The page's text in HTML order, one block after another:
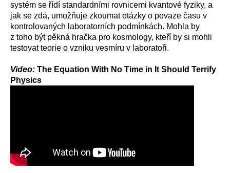
systém se řídí standardními rovnicemi kvantové fyziky, a
jak se zdá, umožňuje zkoumat otázky o povaze času v
kontrolovaných laboratorních podmínkách. Mohla by
z toho být pěkná hračka pro kosmology, kteří by si mohli
testovat teorie o vzniku vesmíru v laboratoři.
Video: The Equation With No Time in It Should Terrify
Physics